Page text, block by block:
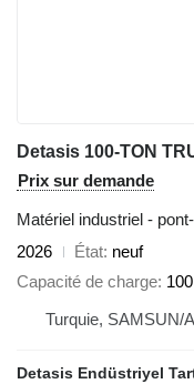
Detasis 100-TON
Prix sur demande
Matériel industriel -
2026
État neuf
Capacité de charge
Turquie, SAMSUN/
Detasis Endüstriyel